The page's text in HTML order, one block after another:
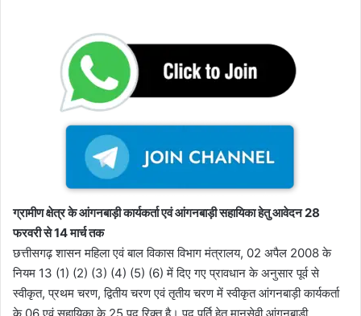
ग्रामीण क्षेत्र के आंगनबाड़ी कार्यकर्ता एवं आंगनबाड़ी सहायिका हेतु आवेदन 28
फरवरी से 14 मार्च तक
छत्तीसगढ़ शासन महिला एवं बाल विकास विभाग मंत्रालय, 02 अपैल 2008 के
नियम 13 (1) (2) (3) (4) (5) (6) में दिए गए प्रावधान के अनुसार पूर्व से
स्वीकृत, प्रथम चरण, द्वितीय चरण एवं तृतीय चरण में स्वीकृत आंगनबाड़ी कार्यकर्ता